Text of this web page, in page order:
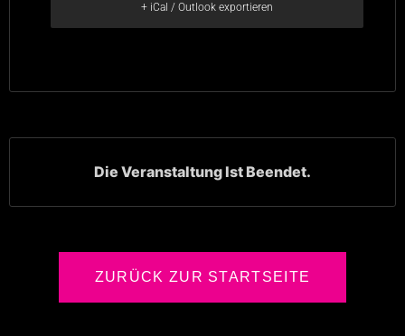
+ iCal / Outlook exportieren
Die Veranstaltung Ist Beendet.
ZURÜCK ZUR STARTSEITE